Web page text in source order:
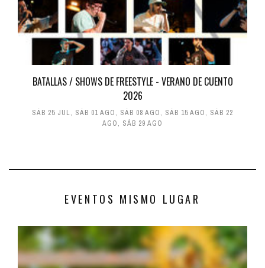
BATALLAS / SHOWS DE FREESTYLE - VERANO DE CUENTO
2026
SÁB 25 JUL, SÁB 01 AGO, SÁB 08 AGO, SÁB 15 AGO, SÁB 22
AGO, SÁB 29 AGO
EVENTOS MISMO LUGAR